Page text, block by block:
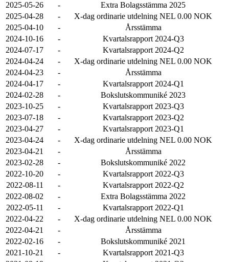
2025-05-26
-
Extra Bolagsstämma 2025
2025-04-28
-
X-dag ordinarie utdelning NEL 0.00 NOK
2025-04-10
-
Årsstämma
2024-10-16
-
Kvartalsrapport 2024-Q3
2024-07-17
-
Kvartalsrapport 2024-Q2
2024-04-24
-
X-dag ordinarie utdelning NEL 0.00 NOK
2024-04-23
-
Årsstämma
2024-04-17
-
Kvartalsrapport 2024-Q1
2024-02-28
-
Bokslutskommuniké 2023
2023-10-25
-
Kvartalsrapport 2023-Q3
2023-07-18
-
Kvartalsrapport 2023-Q2
2023-04-27
-
Kvartalsrapport 2023-Q1
2023-04-24
-
X-dag ordinarie utdelning NEL 0.00 NOK
2023-04-21
-
Årsstämma
2023-02-28
-
Bokslutskommuniké 2022
2022-10-20
-
Kvartalsrapport 2022-Q3
2022-08-11
-
Kvartalsrapport 2022-Q2
2022-08-02
-
Extra Bolagsstämma 2022
2022-05-11
-
Kvartalsrapport 2022-Q1
2022-04-22
-
X-dag ordinarie utdelning NEL 0.00 NOK
2022-04-21
-
Årsstämma
2022-02-16
-
Bokslutskommuniké 2021
2021-10-21
-
Kvartalsrapport 2021-Q3